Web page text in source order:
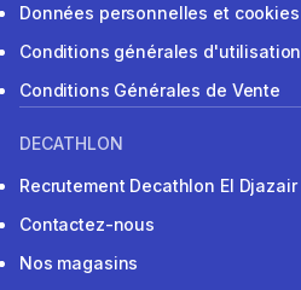
Données personnelles et cookies
Conditions générales d'utilisation
Conditions Générales de Vente
DECATHLON
Recrutement Decathlon El Djazair
Contactez-nous
Nos magasins